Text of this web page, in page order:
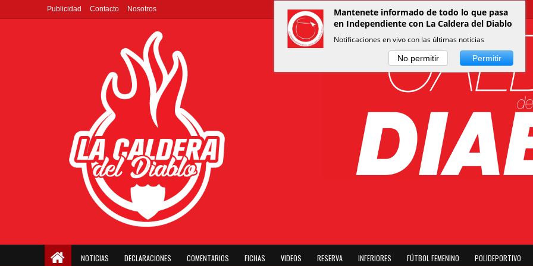
Publicidad Contacto Nosotros
NOTICIAS DECLARACIONES COMENTARIOS FICHAS VIDEOS RESERVA INFERIORES FÚTBOL FEMENINO POLIDEPORTIVO
Mantenete informado de todo lo que pasa
en Independiente con La Caldera del Diablo
Notificaciones en vivo con las últimas noticias
No permitir Permitir